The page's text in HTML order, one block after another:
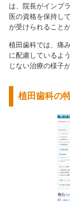
は、院長がインプ
医の資格を保持し
が受けられること
植田歯科では、痛
に配慮しているよ
じない治療の様子
植田歯科の